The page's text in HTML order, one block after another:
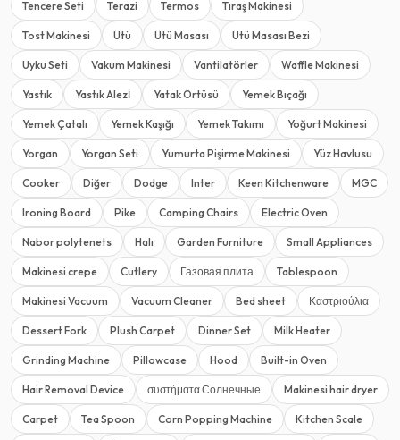
Tencere Seti Terazi Termos Tıraş Makinesi
Tost Makinesi Ütü Ütü Masası Ütü Masası Bezi
Uyku Seti Vakum Makinesi Vantilatörler Waffle Makinesi
Yastık Yastık Alezİ Yatak Örtüsü Yemek Bıçağı
Yemek Çatalı Yemek Kaşığı Yemek Takımı Yoğurt Makinesi
Yorgan Yorgan Seti Yumurta Pişirme Makinesi Yüz Havlusu
Cooker Diğer Dodge Inter Keen Kitchenware MGC
Ironing Board Pike Camping Chairs Electric Oven
Nabor polytenets Halı Garden Furniture Small Appliances
Makinesi crepe Cutlery Газовая плита Tablespoon
Makinesi Vacuum Vacuum Cleaner Bed sheet Καστριούλια
Dessert Fork Plush Carpet Dinner Set Milk Heater
Grinding Machine Pillowcase Hood Built-in Oven
Hair Removal Device συστήματα Солнечные Makinesi hair dryer
Carpet Tea Spoon Corn Popping Machine Kitchen Scale